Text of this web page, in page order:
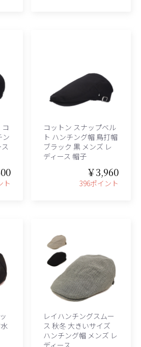
ン
ト
コットン スナップベル
ト ハンチング帽 鳥打帽
ブラック 黒 メンズ レ
ディース 帽子
￥3,960
396ポイント
レイハンチングスムー
ス 秋冬 大きいサイズ
ハンチング帽 メンズ レ
ディース